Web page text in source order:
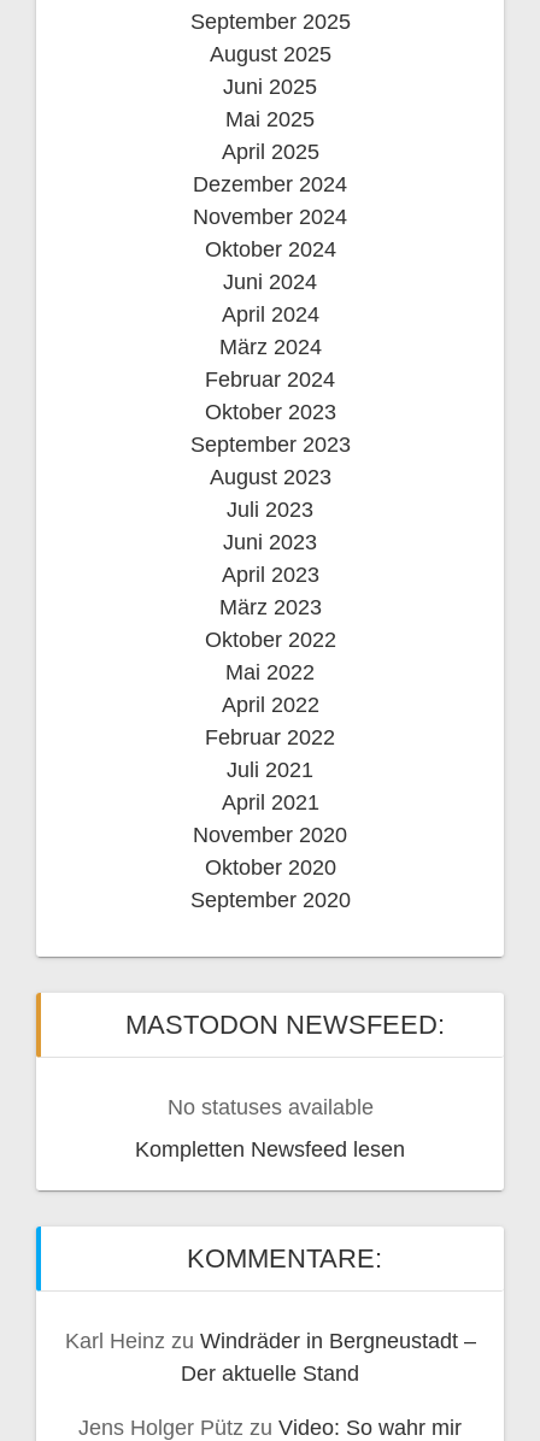
September 2025
August 2025
Juni 2025
Mai 2025
April 2025
Dezember 2024
November 2024
Oktober 2024
Juni 2024
April 2024
März 2024
Februar 2024
Oktober 2023
September 2023
August 2023
Juli 2023
Juni 2023
April 2023
März 2023
Oktober 2022
Mai 2022
April 2022
Februar 2022
Juli 2021
April 2021
November 2020
Oktober 2020
September 2020
MASTODON NEWSFEED:
No statuses available
Kompletten Newsfeed lesen
KOMMENTARE:
Karl Heinz zu Windräder in Bergneustadt –
Der aktuelle Stand
Jens Holger Pütz zu Video: So wahr mir